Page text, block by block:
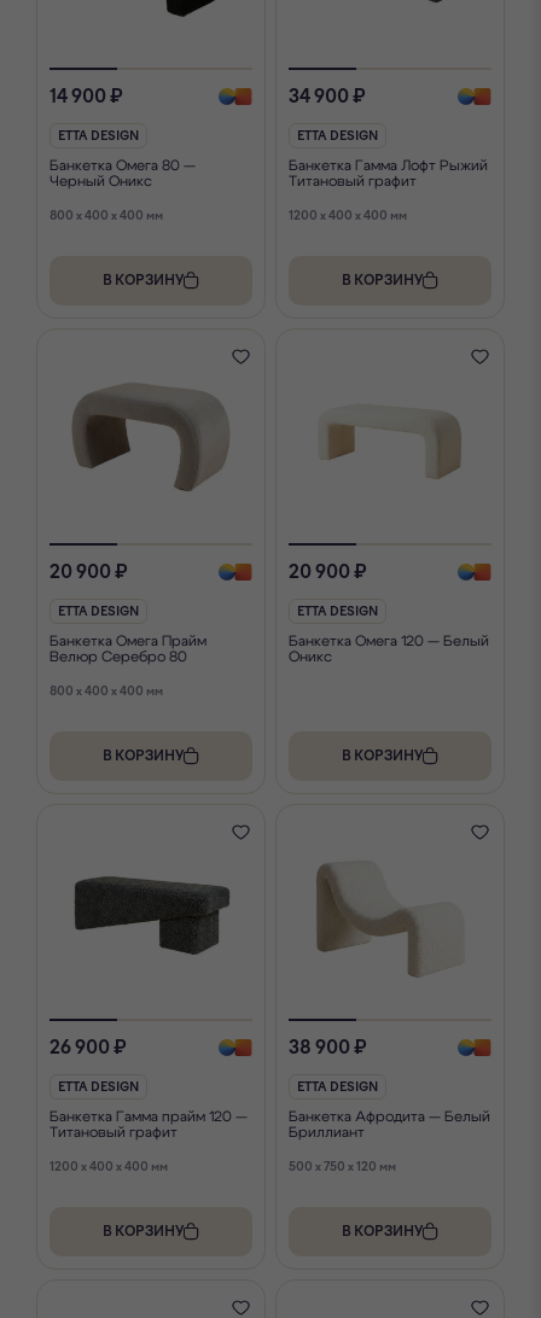
14 900 ₽
ETTA DESIGN
Банкетка Омега 80 —
Черный Оникс
800 x 400 x 400 мм
В КОРЗИНУ
34 900 ₽
ETTA DESIGN
Банкетка Гамма Лофт Рыжий
Титановый графит
1200 x 400 x 400 мм
В КОРЗИНУ
20 900 ₽
ETTA DESIGN
Банкетка Омега Прайм
Велюр Серебро 80
800 x 400 x 400 мм
В КОРЗИНУ
20 900 ₽
ETTA DESIGN
Банкетка Омега 120 — Белый
Оникс
В КОРЗИНУ
26 900 ₽
ETTA DESIGN
Банкетка Гамма прайм 120 —
Титановый графит
1200 x 400 x 400 мм
В КОРЗИНУ
38 900 ₽
ETTA DESIGN
Банкетка Афродита — Белый
Бриллиант
500 x 750 x 120 мм
В КОРЗИНУ